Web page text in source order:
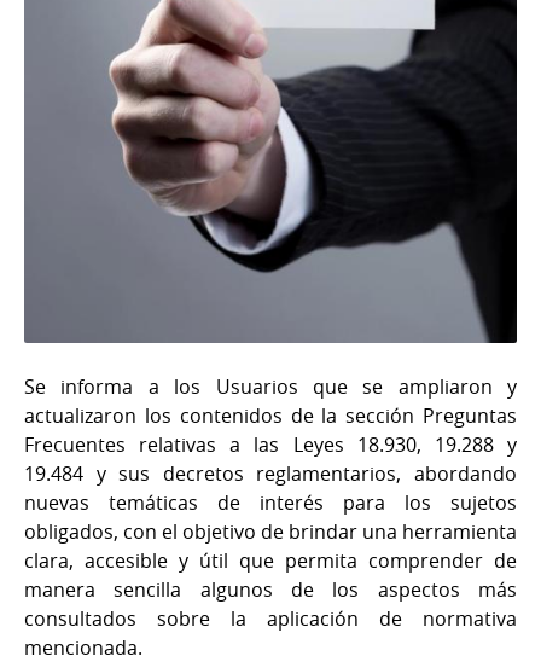
Se informa a los Usuarios que se ampliaron y
actualizaron los contenidos de la sección Preguntas
Frecuentes relativas a las Leyes 18.930, 19.288 y
19.484 y sus decretos reglamentarios, abordando
nuevas temáticas de interés para los sujetos
obligados, con el objetivo de brindar una herramienta
clara, accesible y útil que permita comprender de
manera sencilla algunos de los aspectos más
consultados sobre la aplicación de normativa
mencionada.